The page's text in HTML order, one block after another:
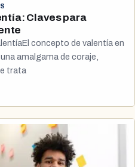
Claves para
concepto de valentía en
amalgama de coraje,
trata